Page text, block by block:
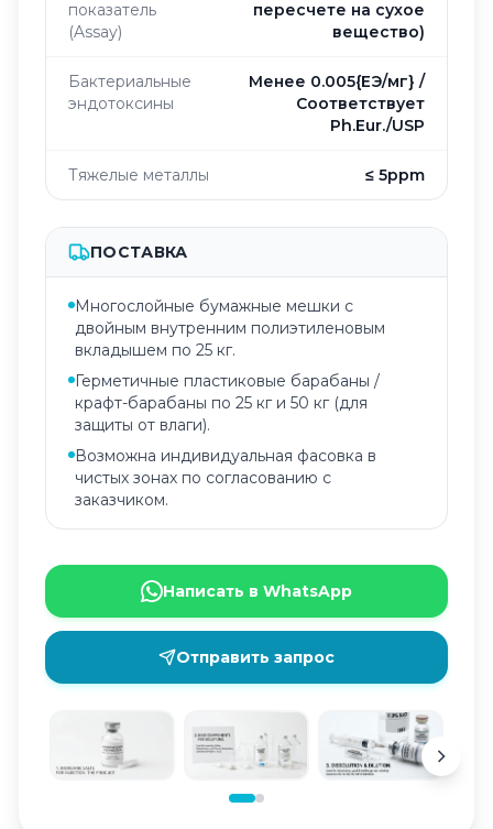
показатель
(Assay)
пересчете на сухое
вещество)
Бактериальные
эндотоксины
Менее 0.005{ЕЭ/мг} /
Соответствует
Ph.Eur./USP
Тяжелые металлы ≤ 5ppm
ПОСТАВКА
Многослойные бумажные мешки с
двойным внутренним полиэтиленовым
вкладышем по 25 кг.
Герметичные пластиковые барабаны /
крафт-барабаны по 25 кг и 50 кг (для
защиты от влаги).
Возможна индивидуальная фасовка в
чистых зонах по согласованию с
заказчиком.
Написать в WhatsApp
Отправить запрос